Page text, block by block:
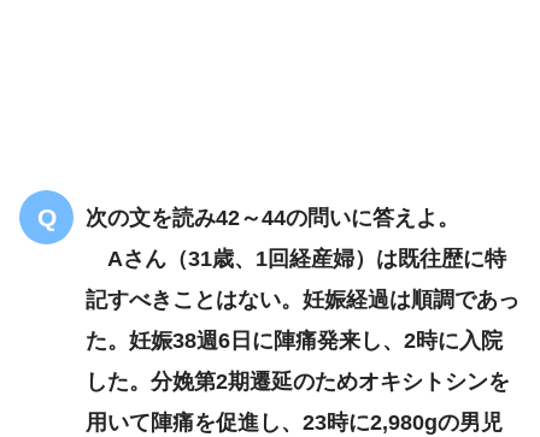
血圧79/58mmHg
分娩後出血
次の文を読み42～44の問いに答えよ。
Aさん（31歳、1回経産婦）は既往歴に特
記すべきことはない。妊娠経過は順調であっ
た。妊娠38週6日に陣痛発来し、2時に入院
した。分娩第2期遷延のためオキシトシンを
用いて陣痛を促進し、23時に2,980gの男児